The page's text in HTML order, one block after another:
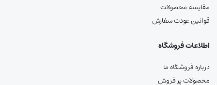
مقایسه محصولات
قوانین عودت سفارش
اطلاعات فروشگاه
درباره فروشگاه ما
محصولات پر فروش